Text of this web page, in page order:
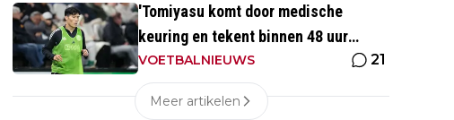
'Tomiyasu komt door medische
keuring en tekent binnen 48 uur
contract bij nieuwe club'
VOETBALNIEUWS 21
Meer artikelen